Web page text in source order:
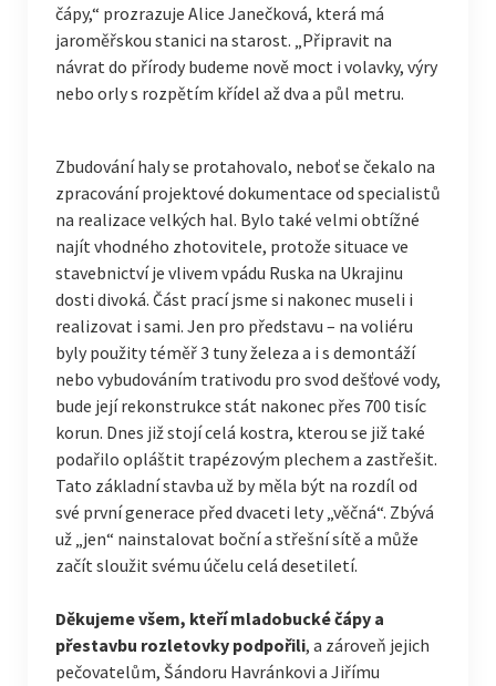
čápy,“ prozrazuje Alice Janečková, která má
jaroměřskou stanici na starost. „Připravit na
návrat do přírody budeme nově moct i volavky, výry
nebo orly s rozpětím křídel až dva a půl metru.
Zbudování haly se protahovalo, neboť se čekalo na
zpracování projektové dokumentace od specialistů
na realizace velkých hal. Bylo také velmi obtížné
najít vhodného zhotovitele, protože situace ve
stavebnictví je vlivem vpádu Ruska na Ukrajinu
dosti divoká. Část prací jsme si nakonec museli i
realizovat i sami. Jen pro představu – na voliéru
byly použity téměř 3 tuny železa a i s demontáží
nebo vybudováním trativodu pro svod dešťové vody,
bude její rekonstrukce stát nakonec přes 700 tisíc
korun. Dnes již stojí celá kostra, kterou se již také
podařilo opláštit trapézovým plechem a zastřešit.
Tato základní stavba už by měla být na rozdíl od
své první generace před dvaceti lety „věčná“. Zbývá
už „jen“ nainstalovat boční a střešní sítě a může
začít sloužit svému účelu celá desetiletí.
Děkujeme všem, kteří mladobucké čápy a
přestavbu rozletovky podpořili, a zároveň jejich
pečovatelům, Šándoru Havránkovi a Jiřímu